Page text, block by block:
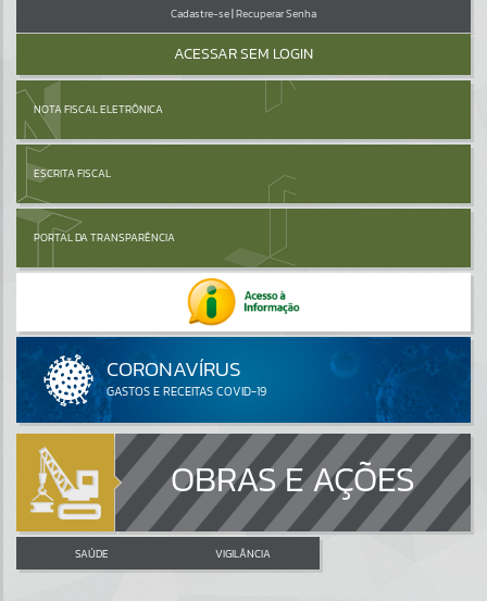
Por favor, aguarde...
Cadastre-se|Recuperar Senha
ACESSAR SEM LOGIN
NOTA FISCAL ELETRÔNICA
ESCRITA FISCAL
PORTAL DA TRANSPARÊNCIA
OBRAS E AÇÕES
SAÚDE VIGILÂNCIA